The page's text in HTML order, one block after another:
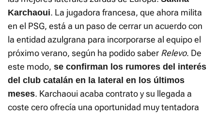
Karchaoui. La jugadora francesa, que ahora milita
en el PSG, está a un paso de cerrar un acuerdo con
la entidad azulgrana para incorporarse al equipo el
próximo verano, según ha podido saber Relevo. De
este modo, se confirman los rumores del interés
del club catalán en la lateral en los últimos
meses. Karchaoui acaba contrato y su llegada a
coste cero ofrecía una oportunidad muy tentadora